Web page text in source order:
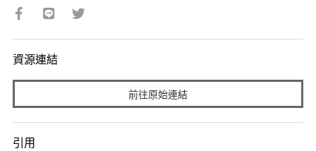
資源連結
前往原始連結
引用